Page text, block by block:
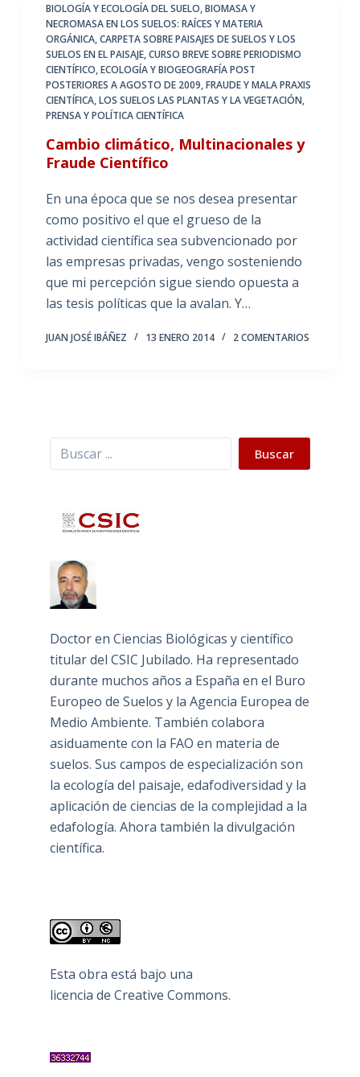
BIOLOGÍA Y ECOLOGÍA DEL SUELO,BIOMASA Y
NECROMASA EN LOS SUELOS: RAÍCES Y MATERIA
ORGÁNICA,CARPETA SOBRE PAISAJES DE SUELOS Y LOS
SUELOS EN EL PAISAJE,CURSO BREVE SOBRE PERIODISMO
CIENTÍFICO,ECOLOGÍA Y BIOGEOGRAFÍA POST
POSTERIORES A AGOSTO DE 2009,FRAUDE Y MALA PRAXIS
CIENTÍFICA,LOS SUELOS LAS PLANTAS Y LA VEGETACIÓN,
PRENSA Y POLÍTICA CIENTÍFICA
Cambio climático, Multinacionales y
Fraude Científico
En una época que se nos desea presentar
como positivo el que el grueso de la
actividad científica sea subvencionado por
las empresas privadas, vengo sosteniendo
que mi percepción sigue siendo opuesta a
las tesis políticas que la avalan. Y…
JUAN JOSÉ IBÁÑEZ 13 ENERO 2014 2 COMENTARIOS
Buscar Buscar
Doctor en Ciencias Biológicas y científico
titular del CSIC Jubilado. Ha representado
durante muchos años a España en el Buro
Europeo de Suelos y la Agencia Europea de
Medio Ambiente. También colabora
asiduamente con la FAO en materia de
suelos. Sus campos de especialización son
la ecología del paisaje, edafodiversidad y la
aplicación de ciencias de la complejidad a la
edafología. Ahora también la divulgación
científica.
Esta obra está bajo una
licencia de Creative Commons.